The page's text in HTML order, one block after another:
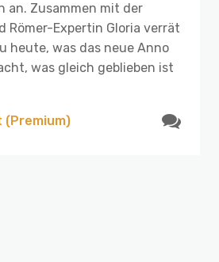
an. Zusammen mit der
Römer-Expertin Gloria verrät
heute, was das neue Anno
was gleich geblieben ist
(Premium)